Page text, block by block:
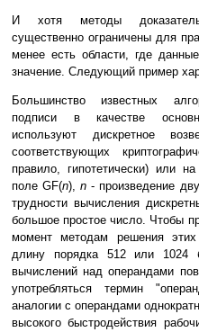
И хотя методы
существенно ограничены для
менее есть области, где
значение. Следующий пример
Большинство известных
подписи в качестве
используют дискретное
соответствующих
правило, гипотетически) или
поле GF(n),n - произведение
трудности вычисления
большое простое число. Чтобы
момент методам решения
длину порядка 512 или 1024
вычислений над операндами
употребляться термин
аналогии с операндами
высокого быстродействия